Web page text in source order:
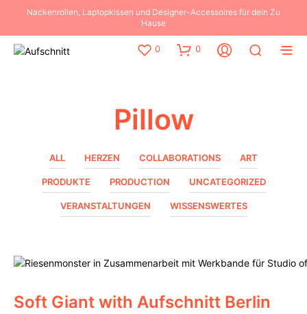
Nackenrollen, Laptopkissen und Designer-Accessoires für dein Zu
Hause
0 0
Pillow
ALL HERZEN COLLABORATIONS ART
PRODUKTE PRODUCTION UNCATEGORIZED
VERANSTALTUNGEN WISSENSWERTES
Soft Giant with Aufschnitt Berlin